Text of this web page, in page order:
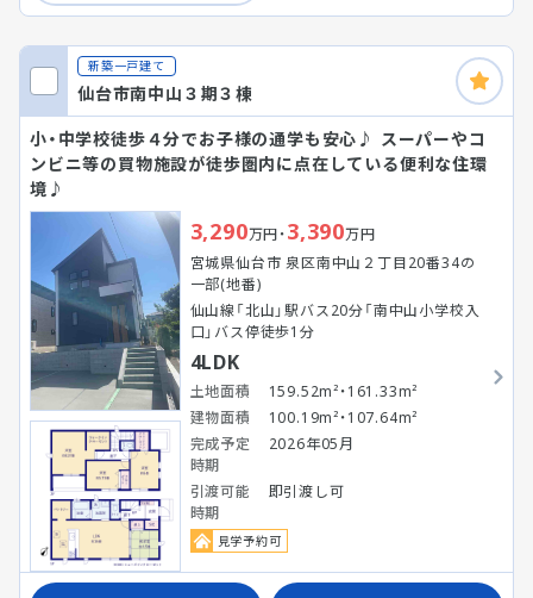
新築一戸建て
仙台市南中山３期３棟
小・中学校徒歩４分でお子様の通学も安心♪ スーパーやコ
ンビニ等の買物施設が徒歩圏内に点在している便利な住環
境♪
3,290万円・3,390万円
宮城県仙台市 泉区南中山２丁目20番34の
一部(地番)
仙山線「北山」駅バス20分「南中山小学校入
口」バス停徒歩1分
4LDK
土地面積
159.52m²・161.33m²
建物面積
100.19m²・107.64m²
完成予定
時期
2026年05月
引渡可能
時期
即引渡し可
見学予約可